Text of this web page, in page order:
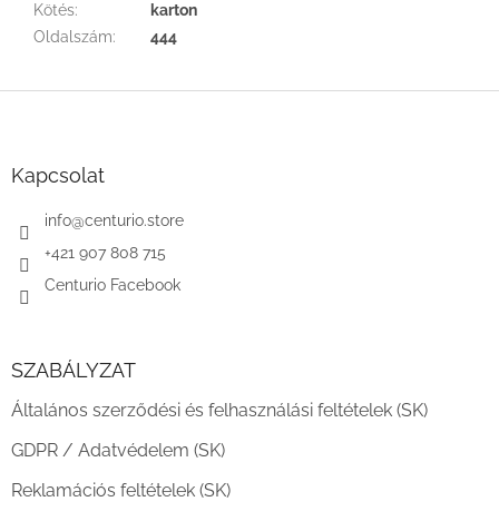
Kötés:
karton
Oldalszám: 444
Kapcsolat
info@centurio.store
+421 907 808 715
Centurio Facebook
SZABÁLYZAT
Általános szerződési és felhasználási feltételek (SK)
GDPR / Adatvédelem (SK)
Reklamációs feltételek (SK)